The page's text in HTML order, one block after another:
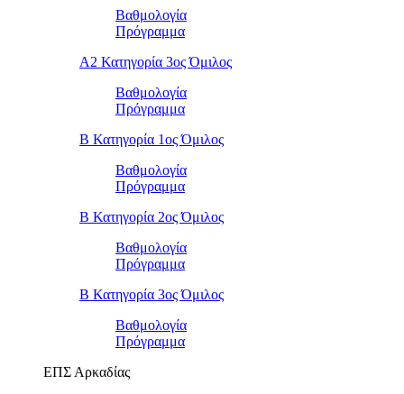
Βαθμολογία
Πρόγραμμα
Α2 Κατηγορία 3ος Όμιλος
Βαθμολογία
Πρόγραμμα
Β Κατηγορία 1ος Όμιλος
Βαθμολογία
Πρόγραμμα
Β Κατηγορία 2ος Όμιλος
Βαθμολογία
Πρόγραμμα
Β Κατηγορία 3ος Όμιλος
Βαθμολογία
Πρόγραμμα
ΕΠΣ Αρκαδίας